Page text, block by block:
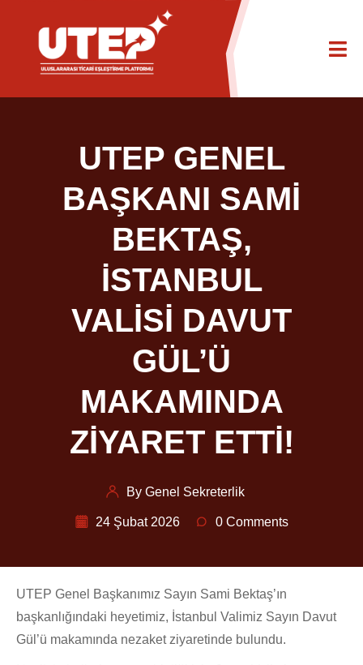
UTEP GENEL
BAŞKANI SAMİ
BEKTAŞ,
İSTANBUL
VALİSİ DAVUT
GÜL’Ü
MAKAMINDA
ZİYARET ETTİ!
By Genel Sekreterlik
24 Şubat 2026 0 Comments
UTEP Genel Başkanımız Sayın Sami Bektaş’ın
başkanlığındaki heyetimiz, İstanbul Valimiz Sayın Davut
Gül’ü makamında nezaket ziyaretinde bulundu.